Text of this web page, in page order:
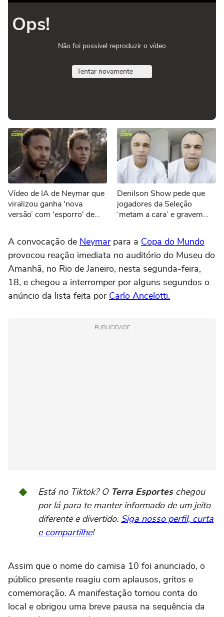
Ops!
Não foi possível reproduzir o vídeo
Tentar novamente
Vídeo de IA de Neymar que
viralizou ganha 'nova
versão’ com 'esporro' de
pôquer’
Denilson Show pede que
jogadores da Seleção
‘metam a cara’ e gravem
A convocação de Neymarpara a Copa do Mundo
provocou reação imediata no auditório do Museu do
Amanhã, no Rio de Janeiro, nesta segunda-feira,
18, e chegou a interromper por alguns segundos o
anúncio da lista feita por Carlo Ancelotti.
PUBLICIDADE
Está no Tiktok? O Terra Esporteschegou
por lá para te manter informado de um jeito
diferente e divertido. Siga nosso perfil, curta
e compartilhe!
Assim que o nome do camisa 10 foi anunciado, o
público presente reagiu com aplausos, gritos e
comemoração. A manifestação tomou conta do
local e obrigou uma breve pausa na sequência da